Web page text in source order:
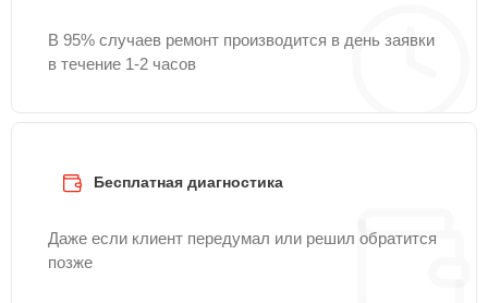
В 95% случаев ремонт производится в день заявки
в течение 1-2 часов
Бесплатная диагностика
Даже если клиент передумал или решил обратится
позже